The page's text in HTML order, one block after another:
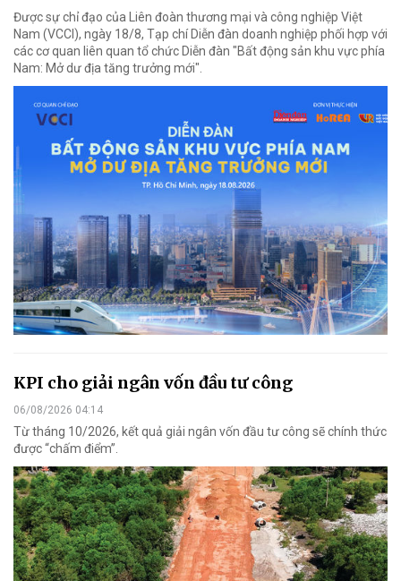
Được sự chỉ đạo của Liên đoàn thương mại và công nghiệp Việt
Nam (VCCI), ngày 18/8, Tạp chí Diễn đàn doanh nghiệp phối hợp với
các cơ quan liên quan tổ chức Diễn đàn "Bất động sản khu vực phía
Nam: Mở dư địa tăng trưởng mới".
KPI cho giải ngân vốn đầu tư công
06/08/2026 04:14
Từ tháng 10/2026, kết quả giải ngân vốn đầu tư công sẽ chính thức
được “chấm điểm”.